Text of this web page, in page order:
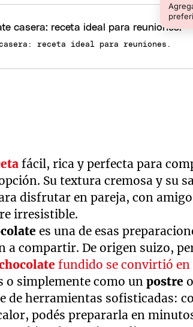
casera: receta ideal para reuniones.
fácil, rica y perfecta para
Su textura cremosa y su
disfrutar en pareja, con
irresistible.
es una de esas
a compartir. De origen suizo,
fundido se convirtió en
o simplemente como unpostre
de herramientas sofisticadas:
podés prepararla en